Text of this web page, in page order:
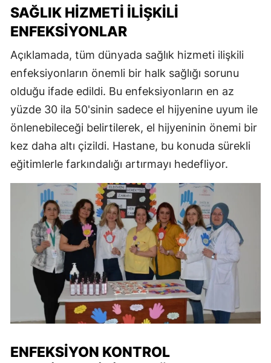
SAĞLIK HIZMETI İLIŞKILI
ENFEKSIYONLAR
Açıklamada, tüm dünyada sağlık hizmeti ilişkili
enfeksiyonların önemli bir halk sağlığı sorunu
olduğu ifade edildi. Bu enfeksiyonların en az
yüzde 30 ila 50'sinin sadece el hijyenine uyum ile
önlenebileceği belirtilerek, el hijyeninin önemi bir
kez daha altı çizildi. Hastane, bu konuda sürekli
eğitimlerle farkındalığı artırmayı hedefliyor.
ENFEKSIYON KONTROL